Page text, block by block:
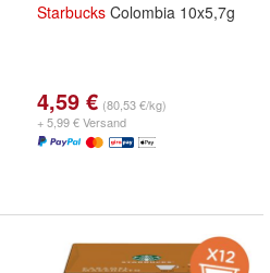
Starbucks Colombia 10x5,7g
4,59 € (80,53 €/kg)
+ 5,99 € Versand